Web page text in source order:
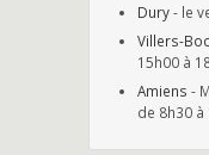
Dury- le
Villers-
15h00 à
Amiens -
de 8h30 à